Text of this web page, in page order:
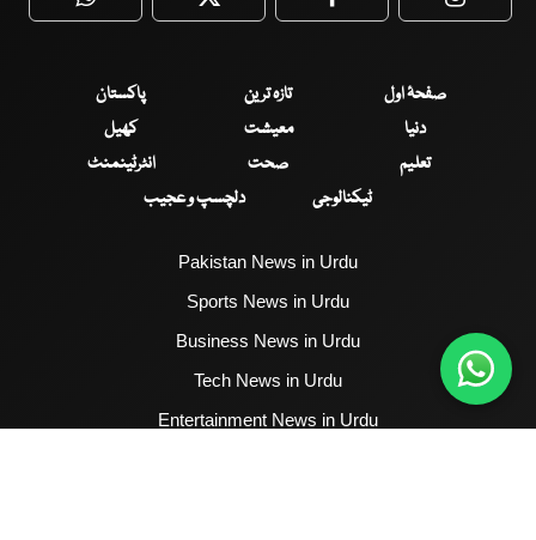
WhatsApp Twitter Facebook
صفحۂ اول تازہ ترین
پاکستان
دنیا
معیشت
کھیل
تعلیم
صحت
انٹرٹینمنٹ
ٹیکنالوجی
دلچسپ و عجیب
Pakistan News in Urdu
Sports News in Urdu
Business News in Urdu
Tech News in Urdu
Entertainment News in Urdu